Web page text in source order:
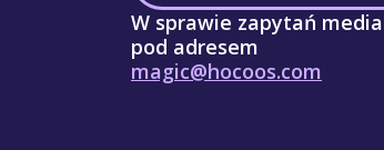
W sprawie zapytań
pod adresem
magic@hocoos.com